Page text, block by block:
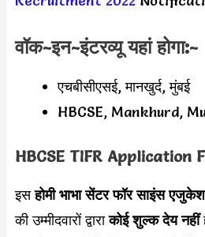
वॉक-इन-इंटरव्यू यहां होगा:-
एचबीसीएसई, मानखुर्द, मुंबई
HBCSE, Mankhurd,
HBCSE TIFR Application
इसहोमी भाभा सेंटर फॉर साइंस
की उम्मीदवारों द्वाराकोई शुल्क देय नहीं